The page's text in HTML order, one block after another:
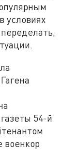
условиях
54-й